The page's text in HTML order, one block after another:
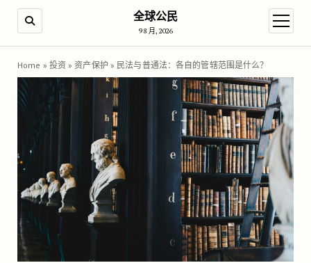
全球公民
9 8 月, 2026
open
Home » 投资 » 资产保护 » 民法与普通法：各自的管辖范围是什么？